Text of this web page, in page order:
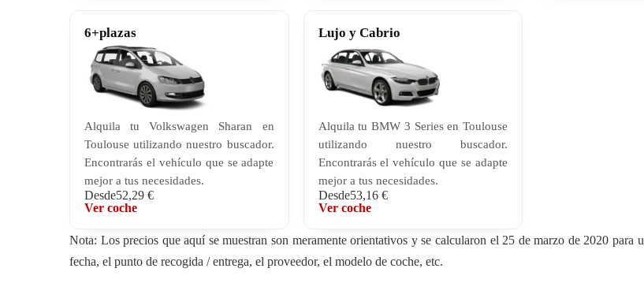
6+plazas
Alquila tu Volkswagen Sharan en
Toulouse utilizando nuestro buscador.
Encontrarás el vehículo que se adapte
mejor a tus necesidades.
Desde52,29 €
Ver coche
Lujo y Cabrio
Alquila tu BMW 3 Series en Toulouse
utilizando nuestro buscador.
Encontrarás el vehículo que se adapte
mejor a tus necesidades.
Desde53,16 €
Ver coche
Nota: Los precios que aquí se muestran son meramente orientativos y se calcularon el 25 de marzo de 2020
fecha, el punto de recogida / entrega, el proveedor, el modelo de coche, etc.